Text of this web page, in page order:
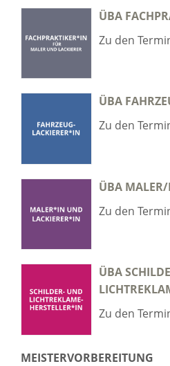
ÜBA
Zu den
ÜBA
Zu den
ÜBA
Zu den
ÜBA
Zu den
MEISTERVORBEREITUNG